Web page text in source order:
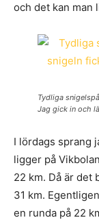
och det kan man
Tydliga
Jag gick in och
I lördags sprang
ligger på
22 km. Då är det
31 km.
en runda på 22